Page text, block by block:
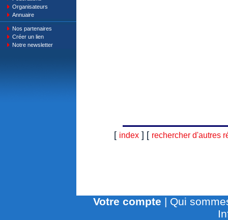
Organisateurs
Annuaire
Nos partenaires
Créer un lien
Notre newsletter
[ index] [ rechercher d'autres
Votre compte | Qui